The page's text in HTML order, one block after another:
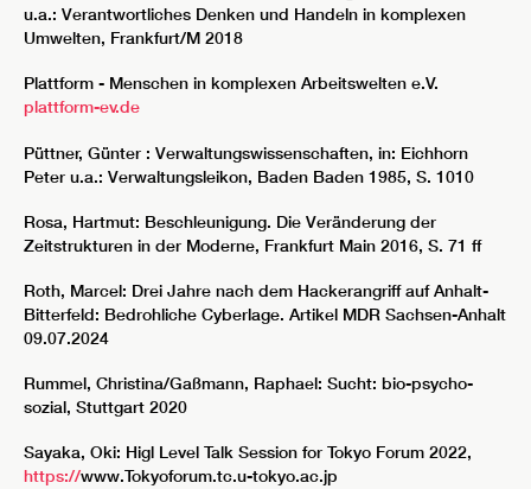
u.a.: Verantwortliches Denken und Handeln in komplexen
Umwelten, Frankfurt/M 2018
Plattform - Menschen in komplexen Arbeitswelten e.V.
plattform-ev.de
Püttner, Günter : Verwaltungswissenschaften, in: Eichhorn
Peter u.a.: Verwaltungsleikon, Baden Baden 1985, S. 1010
Rosa, Hartmut: Beschleunigung. Die Veränderung der
Zeitstrukturen in der Moderne, Frankfurt Main 2016, S. 71 ff
Roth, Marcel: Drei Jahre nach dem Hackerangriff auf Anhalt-
Bitterfeld: Bedrohliche Cyberlage. Artikel MDR Sachsen-Anhalt
09.07.2024
Rummel, Christina/Gaßmann, Raphael: Sucht: bio-psycho-
sozial, Stuttgart 2020
Sayaka, Oki: Higl Level Talk Session for Tokyo Forum 2022,
https://www.Tokyoforum.tc.u-tokyo.ac.jp